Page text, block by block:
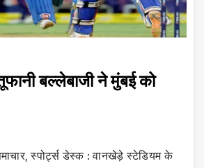
बल्लेबाजी ने मुंबई को
स्पोर्ट्स डेस्क : वानखेड़े स्टेडियम के